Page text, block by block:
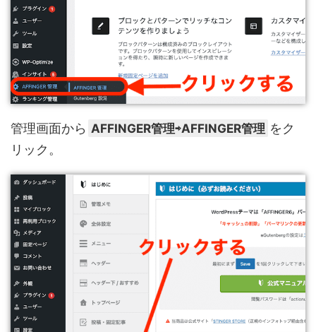
管理画面から AFFINGER管理⇨AFFINGER管理 をク
リック。